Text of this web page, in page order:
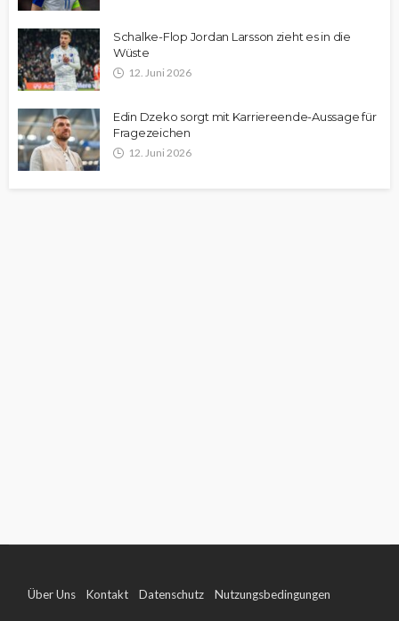
Schalke-Flop Jordan Larsson zieht es in die
Wüste
12. Juni 2026
Edin Dzeko sorgt mit Karriereende-Aussage für
Fragezeichen
12. Juni 2026
Über Uns Kontakt Datenschutz Nutzungsbedingungen